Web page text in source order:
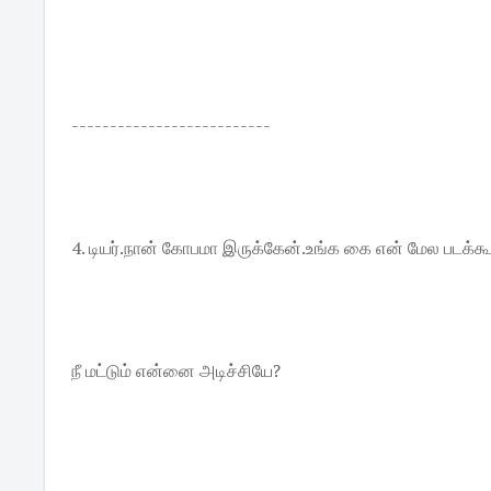
--------------------------
4. டியர்.நான் கோபமா இருக்கேன்.உங்க கை என் மேல
நீ மட்டும் என்னை அடிச்சியே?